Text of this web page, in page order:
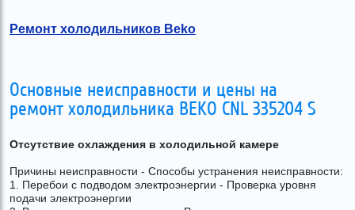
Ремонт холодильников Beko
Основные неисправности и цены на
ремонт холодильника BEKO CNL 335204 S
Отсутствие охлаждения в холодильной камере
Причины неисправности - Способы устранения неисправности:
1. Перебои с подводом электроэнергии - Проверка уровня
подачи электроэнергии